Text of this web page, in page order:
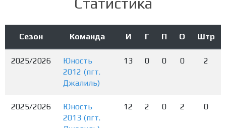
Сезон Команда И Г П О Штр
2025/2026
Юность
2012 (пгт.
Джалиль)
13 0 0 0 2
2025/2026
Юность
2013 (пгт.
12 2 0 2 0